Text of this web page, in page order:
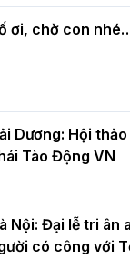
mùa Phật đảnquả
ơi, chờ con
Dương: Hội
Tào Động VN
Nội: Đại lễ tri ân
có công với